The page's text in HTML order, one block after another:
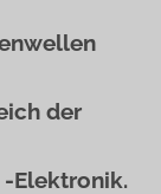
der
Elektronik.